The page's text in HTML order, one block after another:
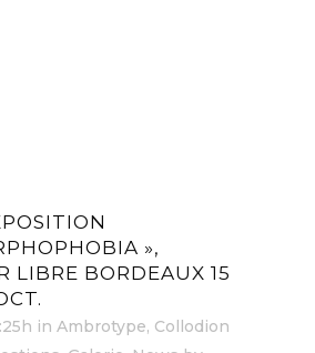
»,
LIBRE BORDEAUX 15
in Ambrotype, Collodion